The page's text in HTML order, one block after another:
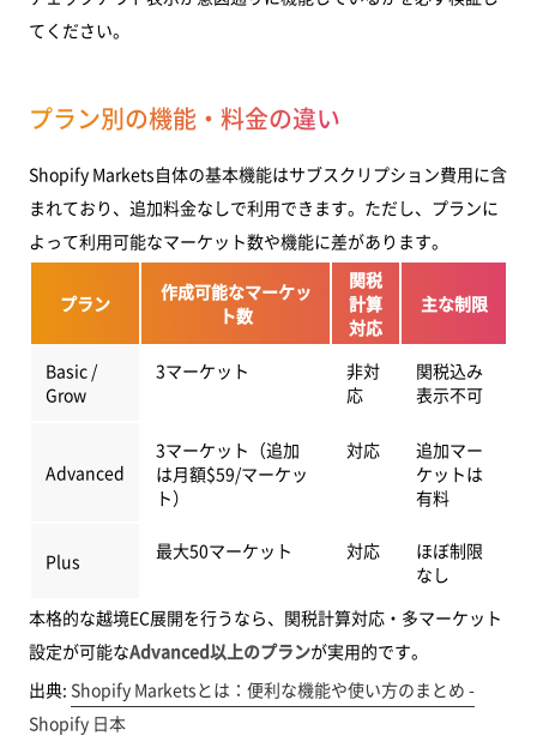
てください。
プラン別の機能・料金の違い
Shopify Markets自体の基本機能はサブスクリプション費用に含
まれており、追加料金なしで利用できます。ただし、プランに
よって利用可能なマーケット数や機能に差があります。
プラン
作成可能なマーケッ
ト数
関税
計算
対応
主な制限
Basic /
Grow
3マーケット
非対
応
関税込み
表示不可
Advanced
3マーケット（追加
は月額$59/マーケッ
ト）
対応
追加マー
ケットは
有料
Plus 最大50マーケット 対応
ほぼ制限
なし
本格的な越境EC展開を行うなら、関税計算対応・多マーケット
設定が可能なAdvanced以上のプランが実用的です。
出典: Shopify Marketsとは：便利な機能や使い方のまとめ -
Shopify 日本